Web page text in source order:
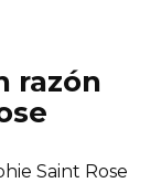
razón
Saint Rose